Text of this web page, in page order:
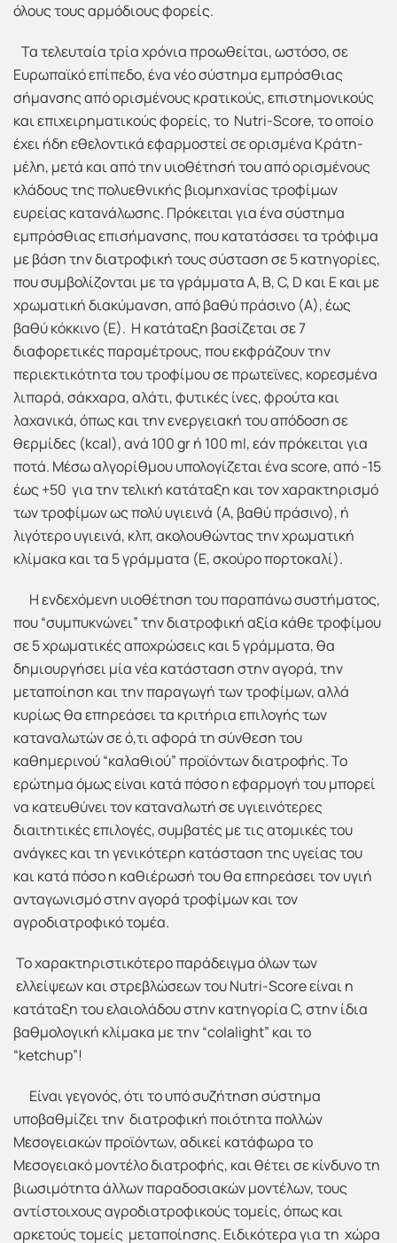
όλους τους αρμόδιους φορείς.
Τα τελευταία τρία χρόνια προωθείται, ωστόσο, σε
Ευρωπαϊκό επίπεδο, ένα νέο σύστημα εμπρόσθιας
σήμανσης από ορισμένους κρατικούς, επιστημονικούς
και επιχειρηματικούς φορείς, το Nutri-Score, το οποίο
έχει ήδη εθελοντικά εφαρμοστεί σε ορισμένα Κράτη-
μέλη, μετά και από την υιοθέτησή του από ορισμένους
κλάδους της πολυεθνικής βιομηχανίας τροφίμων
ευρείας κατανάλωσης. Πρόκειται για ένα σύστημα
εμπρόσθιας επισήμανσης, που κατατάσσει τα τρόφιμα
με βάση την διατροφική τους σύσταση σε 5 κατηγορίες,
που συμβολίζονται με τα γράμματα A, B, C, D και Ε και με
χρωματική διακύμανση, από βαθύ πράσινο (Α), έως
βαθύ κόκκινο (Ε). Η κατάταξη βασίζεται σε 7
διαφορετικές παραμέτρους, που εκφράζουν την
περιεκτικότητα του τροφίμου σε πρωτεϊνες, κορεσμένα
λιπαρά, σάκχαρα, αλάτι, φυτικές ίνες, φρούτα και
λαχανικά, όπως και την ενεργειακή του απόδοση σε
θερμίδες (kcal), ανά 100 gr ή 100 ml, εάν πρόκειται για
ποτά. Μέσω αλγορίθμου υπολογίζεται ένα score, από -15
έως +50 για την τελική κατάταξη και τον χαρακτηρισμό
των τροφίμων ως πολύ υγιεινά (Α, βαθύ πράσινο), ή
λιγότερο υγιεινά, κλπ, ακολουθώντας την χρωματική
κλίμακα και τα 5 γράμματα (Ε, σκούρο πορτοκαλί).
Η ενδεχόμενη υιοθέτηση του παραπάνω συστήματος,
που “συμπυκνώνει” την διατροφική αξία κάθε τροφίμου
σε 5 χρωματικές αποχρώσεις και 5 γράμματα, θα
δημιουργήσει μία νέα κατάσταση στην αγορά, την
μεταποίηση και την παραγωγή των τροφίμων, αλλά
κυρίως θα επηρεάσει τα κριτήρια επιλογής των
καταναλωτών σε ό,τι αφορά τη σύνθεση του
καθημερινού “καλαθιού” προϊόντων διατροφής. Το
ερώτημα όμως είναι κατά πόσο η εφαρμογή του μπορεί
να κατευθύνει τον καταναλωτή σε υγιεινότερες
διαιτητικές επιλογές, συμβατές με τις ατομικές του
ανάγκες και τη γενικότερη κατάσταση της υγείας του
και κατά πόσο η καθιέρωσή του θα επηρεάσει τον υγιή
ανταγωνισμό στην αγορά τροφίμων και τον
αγροδιατροφικό τομέα.
Το χαρακτηριστικότερο παράδειγμα όλων των
ελλείψεων και στρεβλώσεων του Nutri-Score είναι η
κατάταξη του ελαιολάδου στην κατηγορία C, στην ίδια
βαθμολογική κλίμακα με την “colalight” και το
“ketchup”!
Είναι γεγονός, ότι το υπό συζήτηση σύστημα
υποβαθμίζει την διατροφική ποιότητα πολλών
Μεσογειακών προϊόντων, αδικεί κατάφωρα το
Μεσογειακό μοντέλο διατροφής, και θέτει σε κίνδυνο τη
βιωσιμότητα άλλων παραδοσιακών μοντέλων, τους
αντίστοιχους αγροδιατροφικούς τομείς, όπως και
αρκετούς τομείς μεταποίησης. Ειδικότερα για τη χώρα